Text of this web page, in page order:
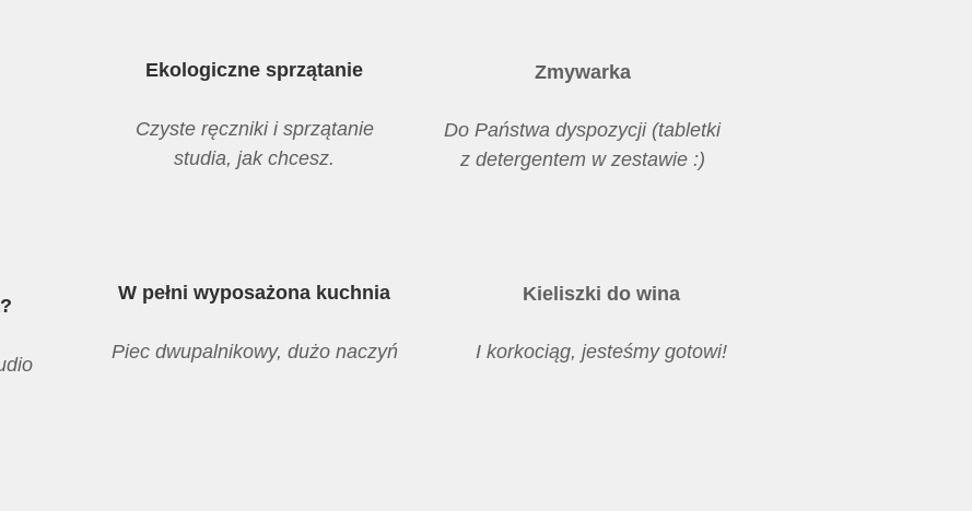
Ekologiczne sprzątanie
Czyste ręczniki i sprzątanie
studia, jak chcesz.
W pełni wyposażona kuchnia
Piec dwupalnikowy, dużo naczyń
Zmywarka
Do Państwa dyspozycji (tabletki
z detergentem w zestawie :)
Kieliszki do wina
I korkociąg, jesteśmy gotowi!